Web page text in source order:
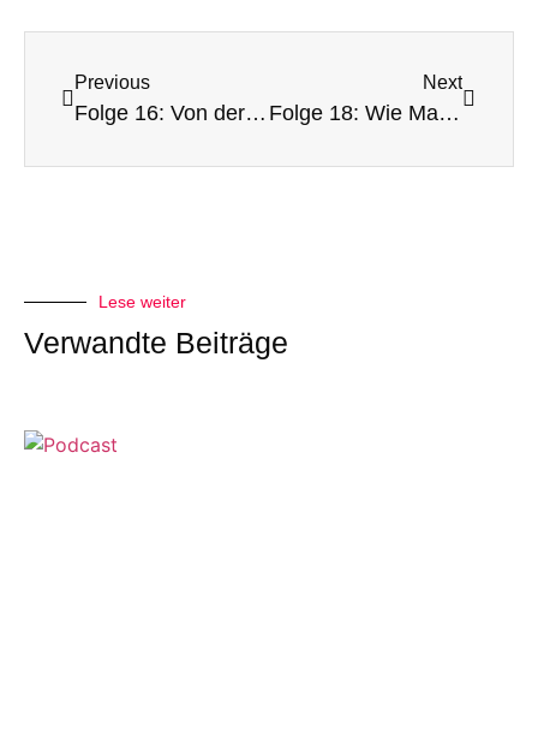
Previous
Folge 16: Von der Coaching Kundin zum SmartKids Coach: Sabines Weg mit mir
Next
Folge 18: Wie Maike den Schulalltag mit ADHS super erfolgreich meistert
Lese weiter
Verwandte Beiträge